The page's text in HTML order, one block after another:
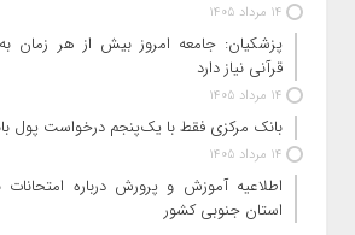
14 مرداد 1405
پزشکیان: جامعه امروز بیش از هر زمان
قرآنی نیاز دارد
14 مرداد 1405
بانک مرکزی فقط با یک‌‎پنجم درخواست پول بانک‌ها موافقت کرد
14 مرداد 1405
استان جنوبی کشور